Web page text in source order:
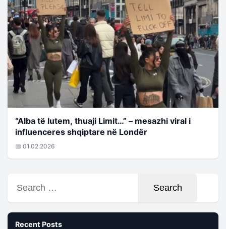
“Alba të lutem, thuaji Limit…” – mesazhi viral i
influenceres shqiptare në Londër
📅 01.02.2026
for:
Recent Posts